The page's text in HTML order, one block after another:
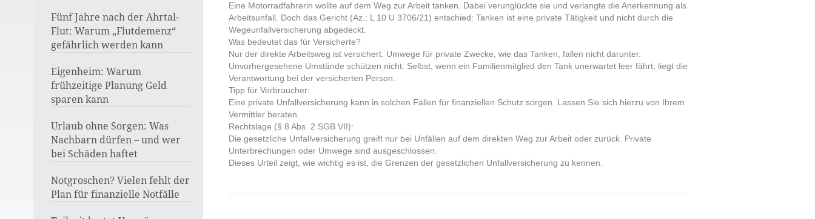
Fünf Jahre nach der Ahrtal-
Flut: Warum „Flutdemenz“
gefährlich werden kann
Eigenheim: Warum
frühzeitige Planung Geld
sparen kann
Urlaub ohne Sorgen: Was
Nachbarn dürfen – und wer
bei Schäden haftet
Notgroschen? Vielen fehlt der
Plan für finanzielle Notfälle
Eine Motorradfahrerin wollte auf dem Weg zur Arbeit tanken. Dabei verunglückte sie und verlangte die Anerkennung als
Arbeitsunfall. Doch das Gericht (Az.: L 10 U 3706/21) entschied: Tanken ist eine private Tätigkeit und nicht durch die
Wegeunfallversicherung abgedeckt.
Was bedeutet das für Versicherte?
Nur der direkte Arbeitsweg ist versichert. Umwege für private Zwecke, wie das Tanken, fallen nicht darunter.
Unvorhergesehene Umstände schützen nicht: Selbst, wenn ein Familienmitglied den Tank unerwartet leer fährt, liegt die
Verantwortung bei der versicherten Person.
Tipp für Verbraucher:
Eine private Unfallversicherung kann in solchen Fällen für finanziellen Schutz sorgen. Lassen Sie sich hierzu von Ihrem
Vermittler beraten.
Rechtslage (§ 8 Abs. 2 SGB VII):
Die gesetzliche Unfallversicherung greift nur bei Unfällen auf dem direkten Weg zur Arbeit oder zurück. Private
Unterbrechungen oder Umwege sind ausgeschlossen.
Dieses Urteil zeigt, wie wichtig es ist, die Grenzen der gesetzlichen Unfallversicherung zu kennen.